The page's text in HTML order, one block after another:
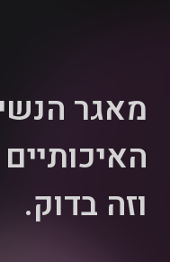
מאגר
וזה בדוק.